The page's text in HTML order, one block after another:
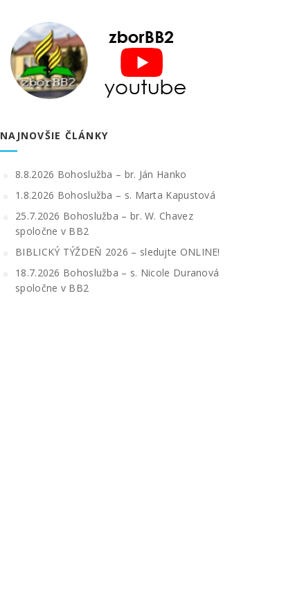
NAJNOVŠIE ČLÁNKY
8.8.2026 Bohoslužba – br. Ján Hanko
1.8.2026 Bohoslužba – s. Marta Kapustová
25.7.2026 Bohoslužba – br. W. Chavez
spoločne v BB2
BIBLICKÝ TÝŽDEŇ 2026 – sledujte ONLINE!
18.7.2026 Bohoslužba – s. Nicole Duranová
spoločne v BB2